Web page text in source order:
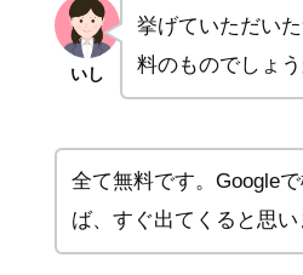
いし
挙げていただい
料のものでしょう
全て無料です。Google
ば、すぐ出てくると思い